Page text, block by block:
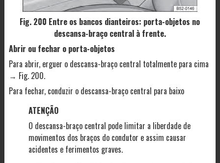
Fig. 200 Entre os bancos dianteiros: porta-objetos no
descansa-braço central à frente.
Abrir ou fechar o porta-objetos
Para abrir, erguer o descansa-braço central totalmente para cima
→ Fig. 200.
Para fechar, conduzir o descansa-braço central para baixo
ATENÇÃO
O descansa-braço central pode limitar a liberdade de
movimentos dos braços do condutor e assim causar
acidentes e ferimentos graves.